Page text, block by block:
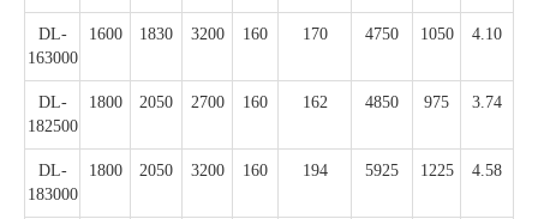
DL-
163000
1600 1830 3200 160 170 4750 1050 4.10
DL-
182500
1800 2050 2700 160 162 4850 975 3.74
DL-
183000
1800 2050 3200 160 194 5925 1225 4.58